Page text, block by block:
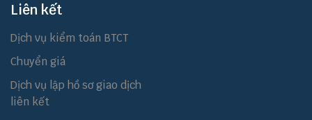
Liên kết
Dịch vụ kiểm toán BTCT
Chuyển giá
Dịch vụ lập hồ sơ giao dịch
liên kết